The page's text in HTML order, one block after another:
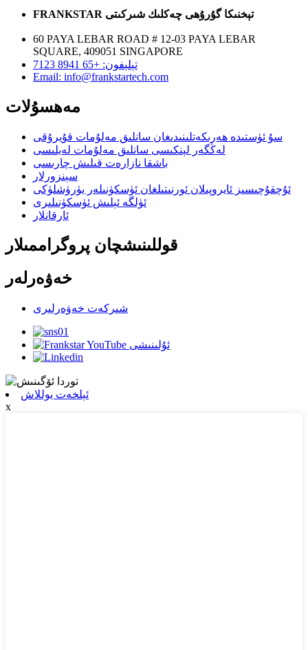
FRANKSTAR تېخنىكا گۇرۇھى چەكلىك شىركىتى
60 PAYA LEBAR ROAD # 12-03 PAYA LEBAR
SQUARE, 409051 SINGAPORE
تېلېفون: +65 8941 7123
Email: info@frankstartech.com
مەھسۇلات
سۇ ئۈستىدە ھەرىكەتلىنىدىغان سانلىق مەلۇمات قۇيرۇقى
لەڭگەر لېنكىسى سانلىق مەلۇمات لەيلىسى
باشقا نازارەت قىلىش چارىسى
سېنزورلار
ئۇچقۇچىسىز ئايروپىلان ئورنىتىلغان ئۈسكۈنىلەر يۈرۈشلۈكى
ئۈلگە ئېلىش ئۈسكۈنىلىرى
ئارقانلار
قوللىنىشچان پروگراممىلار
خەۋەرلەر
شىركەت خەۋەرلىرى
ئېلخەت يوللاش
x